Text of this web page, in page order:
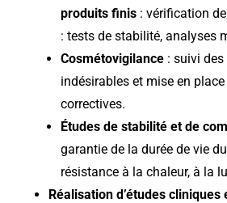
produits finis : vérification
: tests de stabilité, analyses
Cosmétovigilance : suivi
indésirables et mise en place
correctives.
Études de stabilité et de
garantie de la durée de vie
résistance à la chaleur, à la
Réalisation d’études